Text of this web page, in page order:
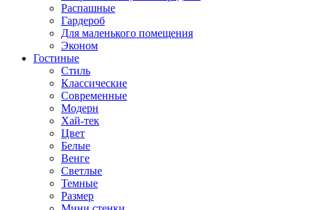
Распашные
Гардероб
Для маленького помещения
Эконом
Гостиные
Стиль
Классические
Современные
Модерн
Хай-тек
Цвет
Белые
Венге
Светлые
Темные
Размер